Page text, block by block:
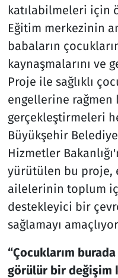
katılabilmeleri için
Eğitim merkezinin
babaların
kaynaşmalarını ve
Proje ile sağlıklı
engellerine
gerçekleştirmeleri
Büyükşehir
Hizmetler
yürütülen bu proje,
ailelerinin toplum
destekleyici bir
sağlamayı
“Çocuklarım
görülür bir değişim